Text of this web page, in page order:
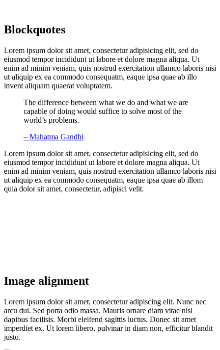
Blockquotes
Lorem ipsum dolor sit amet, consectetur adipisicing elit, sed do
eiusmod tempor incididunt ut labore et dolore magna aliqua. Ut
enim ad minim veniam, quis nostrud exercitation ullamco laboris nisi
ut aliquip ex ea commodo consequatm, eaque ipsa quae ab illo
invent aliquam quaerat voluptatem.
The difference between what we do and what we are
capable of doing would suffice to solve most of the
world’s problems.
– Mahatma Gandhi
Lorem ipsum dolor sit amet, consectetur adipisicing elit, sed do
eiusmod tempor incididunt ut labore et dolore magna aliqua. Ut
enim ad minim veniam, quis nostrud exercitation ullamco laboris nisi
ut aliquip ex ea commodo consequatm, eaque ipsa quae ab illom
quia dolor sit amet, consectetur, adipisci velit.
Image alignment
Lorem ipsum dolor sit amet, consectetur adipiscing elit. Nunc nec
arcu dui. Sed porta odio massa. Mauris ornare diam vitae nisl
dapibus facilisis. Morbi eleifend sagittis luctus. Donec sit amet
imperdiet ex. Ut lorem libero, pulvinar in diam non, efficitur blandit
justo.